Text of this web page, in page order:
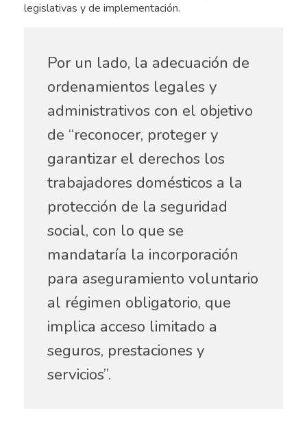
legislativas y de implementación.
Por un lado, la adecuación de
ordenamientos legales y
administrativos con el objetivo
de “reconocer, proteger y
garantizar el derechos los
trabajadores domésticos a la
protección de la seguridad
social, con lo que se
mandataría la incorporación
para aseguramiento voluntario
al régimen obligatorio, que
implica acceso limitado a
seguros, prestaciones y
servicios”.